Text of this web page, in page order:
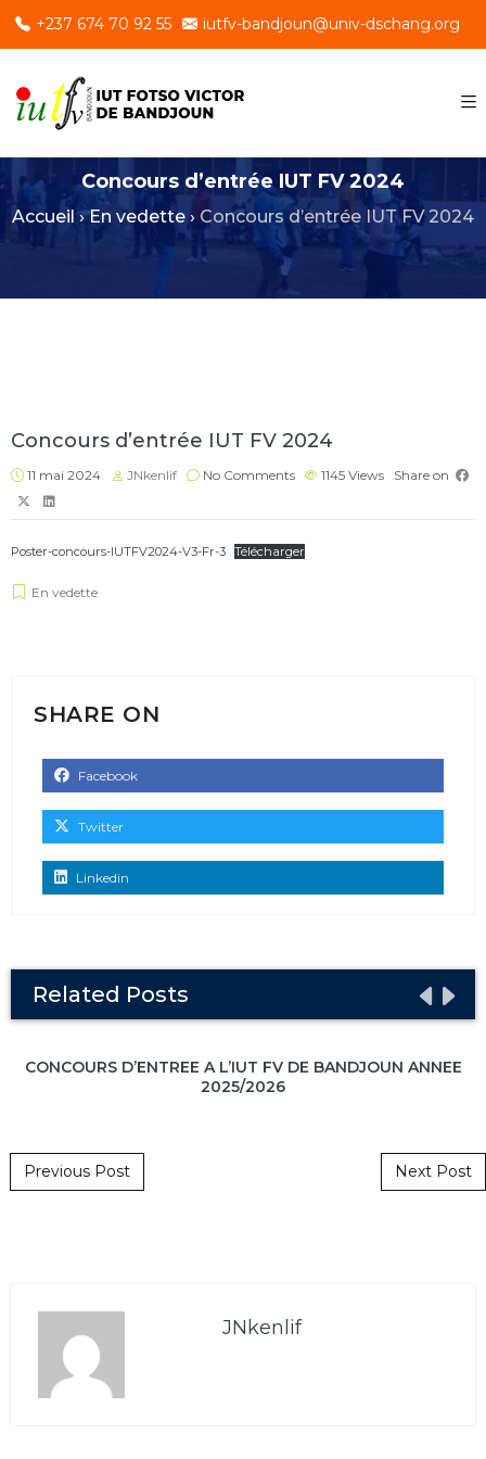
+237 674 70 92 55 iutfv-bandjoun@univ-dschang.org
Concours d’entrée IUT FV 2024
Accueil›En vedette › Concours d’entrée IUT FV 2024
Concours d’entrée IUT FV 2024
11 mai 2024 JNkenlif No Comments 1145 Views Share on
Poster-concours-IUTFV2024-V3-Fr-3 Télécharger
En vedette
SHARE ON
Facebook
Twitter
Linkedin
Related Posts
CONCOURS D’ENTREE A L’IUT FV DE BANDJOUN ANNEE
2025/2026
Post navigation
Previous Post Next Post
JNkenlif